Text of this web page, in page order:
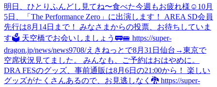
明日、ひとりふんどし見てね〜食べた今週もお疲れ様☺️ 10月
5日、「The Performance Zero」に出演します！ AREA SD会員
先行は8月14日まで！ みなさまからの投票、お待ちしていま
す🗳️ 天空橋でお会いしましょう🚃🚝 https://super-
dragon.jp/news/news9708/えきねっとで8月31日仙台→東京で
空席状況見てました。 みんなも、ご予約はおはやめに。
DRA FESのグッズ、事前通販は8月6日の21:00から！ 楽しい
グッズがたくさんあるので、お見逃しなく🐉 https://super-